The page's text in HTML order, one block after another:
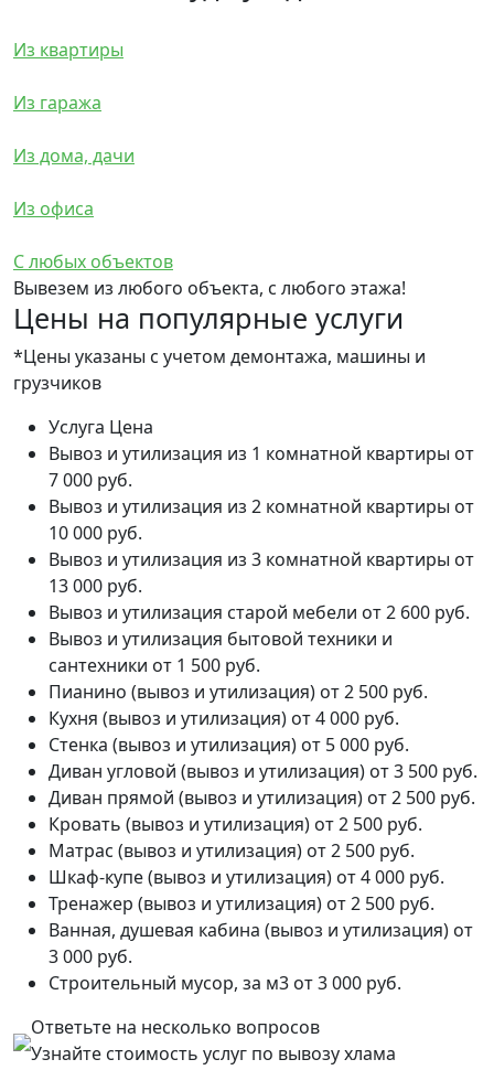
Из квартиры
Из гаража
Из дома, дачи
Из офиса
С любых объектов
Вывезем из любого объекта, с любого этажа!
Цены на популярные услуги
*Цены указаны с учетом демонтажа, машины и
грузчиков
Услуга Цена
Вывоз и утилизация из 1 комнатной квартиры от
7 000 руб.
Вывоз и утилизация из 2 комнатной квартиры от
10 000 руб.
Вывоз и утилизация из 3 комнатной квартиры от
13 000 руб.
Вывоз и утилизация старой мебели от 2 600 руб.
Вывоз и утилизация бытовой техники и
сантехники от 1 500 руб.
Пианино (вывоз и утилизация) от 2 500 руб.
Кухня (вывоз и утилизация) от 4 000 руб.
Стенка (вывоз и утилизация) от 5 000 руб.
Диван угловой (вывоз и утилизация) от 3 500 руб.
Диван прямой (вывоз и утилизация) от 2 500 руб.
Кровать (вывоз и утилизация) от 2 500 руб.
Матрас (вывоз и утилизация) от 2 500 руб.
Шкаф-купе (вывоз и утилизация) от 4 000 руб.
Тренажер (вывоз и утилизация) от 2 500 руб.
Ванная, душевая кабина (вывоз и утилизация) от
3 000 руб.
Строительный мусор, за м3 от 3 000 руб.
Ответьте на несколько вопросов
Узнайте стоимость услуг по вывозу хлама